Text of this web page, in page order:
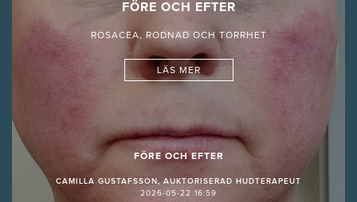
FÖRE OCH EFTER
ROSACEA, RODNAD OCH TORRHET
LÄS MER
FÖRE OCH EFTER
CAMILLA GUSTAFSSON, AUKTORISERAD HUDTERAPEUT
2026-05-22 16:59